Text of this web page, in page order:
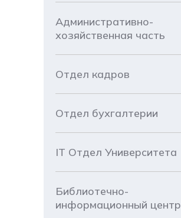
Административно-
хозяйственная часть
Отдел кадров
Отдел бухгалтерии
IT Отдел Университета
Библиотечно-
информационный центр